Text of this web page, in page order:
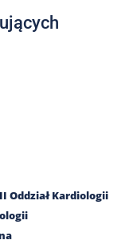
Oddział Kardiologii